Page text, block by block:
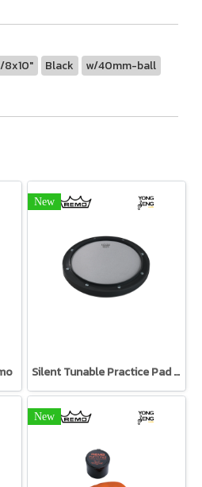
8x10" Black w/40mm-ball
New
Silent Tunable Practice Pad Remo
New